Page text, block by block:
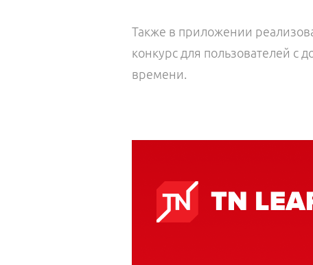
Также в приложении
конкурс для пользователей с
времени.